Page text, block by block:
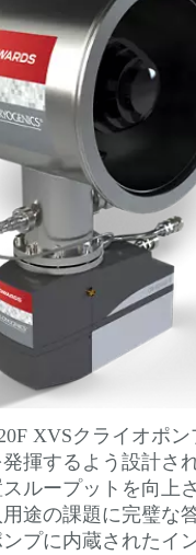
XVSクライオポ
揮するよう設計さ
ループットを向上
途の課題に完璧な
プに内蔵されたイ